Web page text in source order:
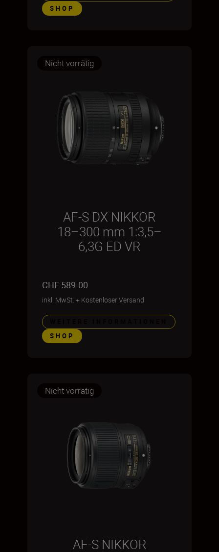
SHOP
Nicht vorrätig
AF-S DX NIKKOR
18–300 mm 1:3,5–
6,3G ED VR
CHF 589.00
inkl. MwSt. + Kostenloser Versand
SHOP
Nicht vorrätig
AF-S NIKKOR